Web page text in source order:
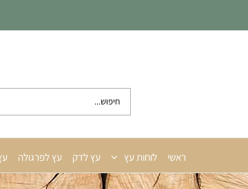
חיפוש...
ראשי לוחות עץ עץ לדק עץ לפרגולה